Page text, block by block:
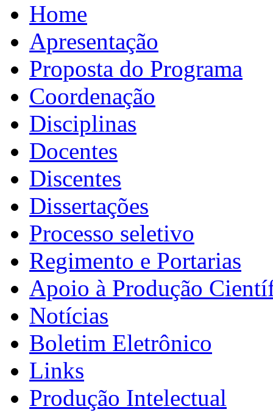
Home
Apresentação
Proposta do Programa
Coordenação
Disciplinas
Docentes
Discentes
Dissertações
Processo seletivo
Regimento e Portarias
Apoio à Produção
Notícias
Boletim Eletrônico
Links
Produção Intelectual